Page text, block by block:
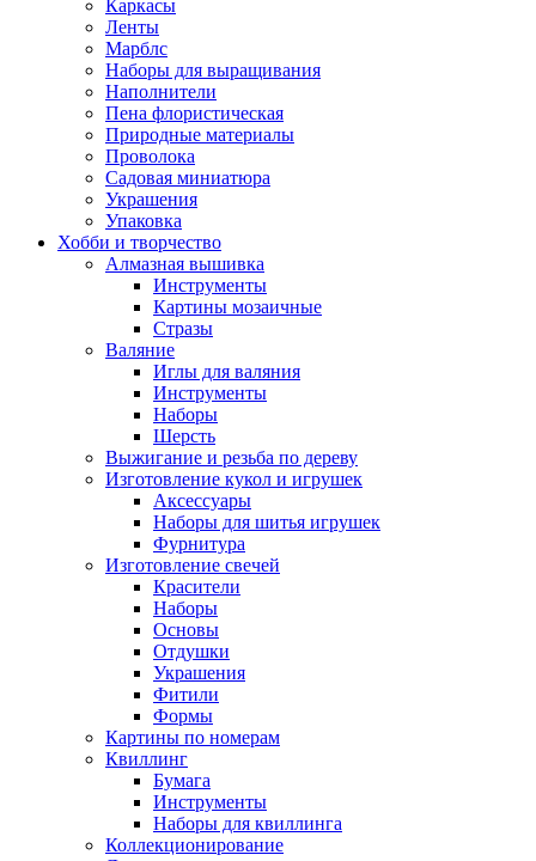
Каркасы
Ленты
Марблс
Наборы для выращивания
Наполнители
Пена флористическая
Природные материалы
Проволока
Садовая миниатюра
Украшения
Упаковка
Хобби и творчество
Алмазная вышивка
Инструменты
Картины мозаичные
Стразы
Валяние
Иглы для валяния
Инструменты
Наборы
Шерсть
Выжигание и резьба по дереву
Изготовление кукол и игрушек
Аксессуары
Наборы для шитья игрушек
Фурнитура
Изготовление свечей
Красители
Наборы
Основы
Отдушки
Украшения
Фитили
Формы
Картины по номерам
Квиллинг
Бумага
Инструменты
Наборы для квиллинга
Коллекционирование